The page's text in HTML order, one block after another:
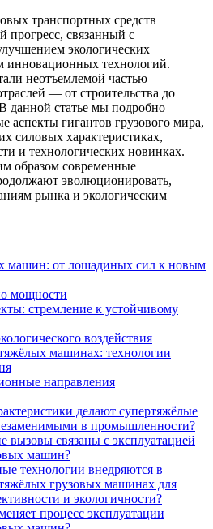
транспортных средств
прогресс, связанный с
экологических
инновационных технологий.
неотъемлемой частью
— от строительства до
данной статье мы подробно
аспекты гигантов грузового мира,
силовых характеристиках,
и технологических новинках.
образом современные
эволюционировать,
рынка и экологическим
машин: от лошадиных сил к новым
мощности
стремление к устойчивому
воздействия
машинах: технологии
направления
делают супертяжёлые
в промышленности?
вызовы связаны с эксплуатацией
машин?
технологии внедряются в
грузовых машинах для
и экологичности?
процесс эксплуатации